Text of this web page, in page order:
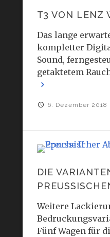
T3 VON LENZ
Das lange
kompletter
Sound,
getaktetem
6. Dezember 2018
DIE
Weitere
Fünf Wagen für